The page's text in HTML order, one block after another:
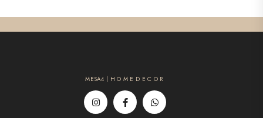
MESA4 | H O M E D E C O R